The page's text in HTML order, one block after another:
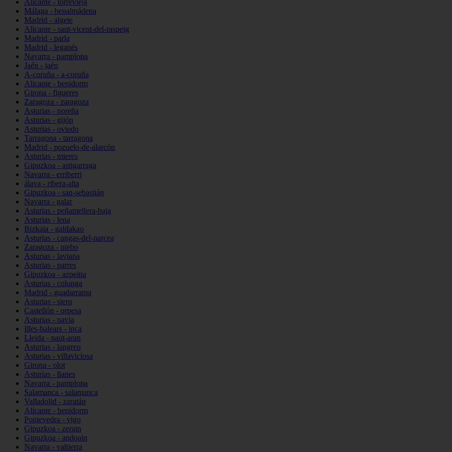
Alicante - torrevieja
Málaga - benalmádena
Madrid - algete
Alicante - sant-vicent-del-raspeig
Madrid - parla
Madrid - leganés
Navarra - pamplona
Jaén - jaén
A-coruña - a-coruña
Alicante - benidorm
Girona - figueres
Zaragoza - zaragoza
Asturias - noreña
Asturias - gijón
Asturias - oviedo
Tarragona - tarragona
Madrid - pozuelo-de-alarcón
Asturias - mieres
Gipuzkoa - astigarraga
Navarra - erriberri
álava - ribera-alta
Gipuzkoa - san-sebastián
Navarra - galar
Asturias - peñamellera-baja
Asturias - lena
Bizkaia - galdakao
Asturias - cangas-del-narcea
Zaragoza - utebo
Asturias - laviana
Asturias - parres
Gipuzkoa - azpeitia
Asturias - colunga
Madrid - guadarrama
Asturias - siero
Castellón - orpesa
Asturias - navia
Illes-balears - inca
Lleida - naut-aran
Asturias - langreo
Asturias - villaviciosa
Girona - olot
Asturias - llanes
Navarra - pamplona
Salamanca - salamanca
Valladolid - zaratán
Alicante - benidorm
Pontevedra - vigo
Gipuzkoa - zerain
Gipuzkoa - andoain
Navarra - valtierra